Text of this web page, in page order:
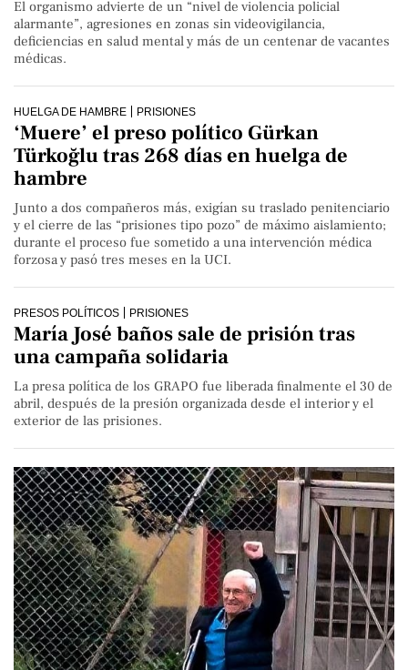
El organismo advierte de un “nivel de violencia policial
alarmante”, agresiones en zonas sin videovigilancia,
deficiencias en salud mental y más de un centenar de vacantes
médicas.
HUELGA DE HAMBRE PRISIONES
‘Muere’ el preso político Gürkan
Türkoğlu tras 268 días en huelga de
hambre
Junto a dos compañeros más, exigían su traslado penitenciario
y el cierre de las “prisiones tipo pozo” de máximo aislamiento;
durante el proceso fue sometido a una intervención médica
forzosa y pasó tres meses en la UCI.
PRESOS POLÍTICOS PRISIONES
María José baños sale de prisión tras
una campaña solidaria
La presa política de los GRAPO fue liberada finalmente el 30 de
abril, después de la presión organizada desde el interior y el
exterior de las prisiones.